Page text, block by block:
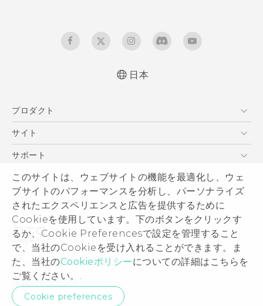
このサイトは、ウェブサイトの機能を最適化し、ウェ
ブサイトのパフォーマンスを分析し、パーソナライズ
されたエクスペリエンスと広告を提供するために
Cookieを使用しています。下のボタンをクリックす
るか、Cookie Preferencesで設定を管理すること
で、当社のCookieを受け入れることができます。ま
た、当社のCookieポリシーについての詳細はこちらを
ご覧ください。.
Cookie preferences
日本
プロダクト
スマートフォン
サイト
HTC Dev
HTC Research
サポート
サポートセンター
発送状況
サポート
保証規定
HTCについて
ESG
製品のセキュリティ
プライバシー ポリシー
プレスリリース
採用情報
Security and Privacy Whitepaper
© 2011-2026 HTC Corporation
法規ドキュメント